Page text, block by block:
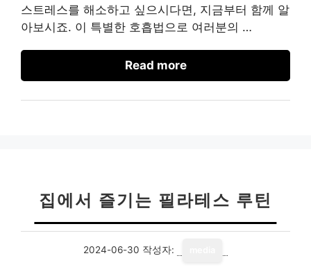
스트레스를 해소하고 싶으시다면, 지금부터 함께 알
아보시죠. 이 특별한 호흡법으로 여러분의 …
Read more
집에서 즐기는 필라테스 루틴
2024-06-30 작성자: